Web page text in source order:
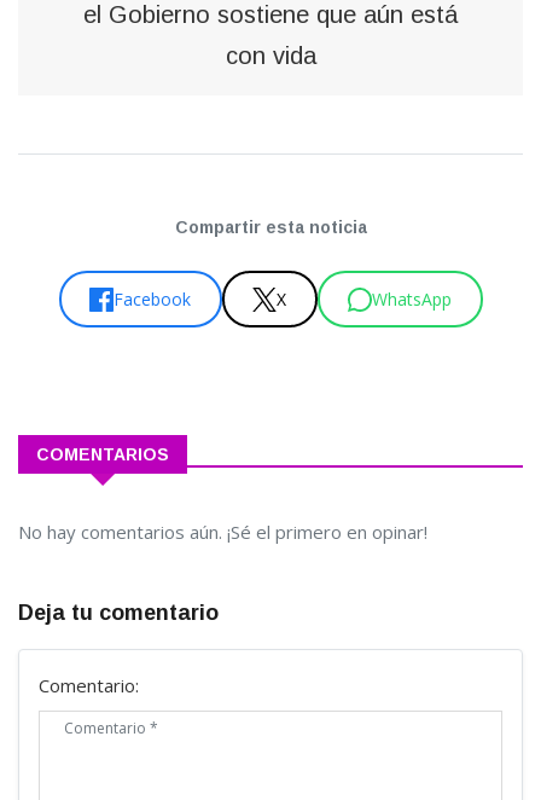
el Gobierno sostiene que aún está
con vida
Compartir esta noticia
Facebook X WhatsApp
COMENTARIOS
No hay comentarios aún. ¡Sé el primero en opinar!
Deja tu comentario
Comentario: